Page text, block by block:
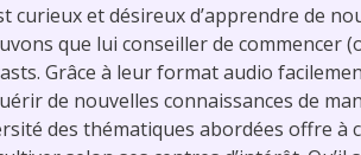
curieux et désireux d’apprendre de
que lui conseiller de commencer
Grâce à leur format audio
de nouvelles connaissances de
des thématiques abordées offre à